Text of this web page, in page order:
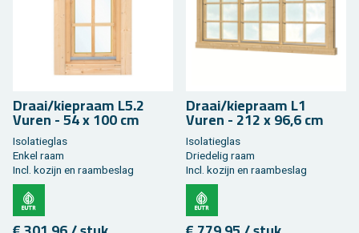
Draai/kie­praam L5.2
Vuren - 54 x 100 cm
Iso­la­tieglas
Enkel raam
Incl. ko­zijn en raam­be­slag
Draai/kie­praam L1
Vuren - 212 x 96,6 cm
Iso­la­tieglas
Drie­de­lig raam
Incl. ko­zijn en raam­be­slag